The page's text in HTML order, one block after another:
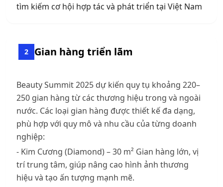
tìm kiếm cơ hội hợp tác và phát triển tại Việt Nam
2 Gian hàng triển lãm
Beauty Summit 2025 dự kiến quy tụ khoảng 220–
250 gian hàng từ các thương hiệu trong và ngoài
nước. Các loại gian hàng được thiết kế đa dạng,
phù hợp với quy mô và nhu cầu của từng doanh
nghiệp:
- Kim Cương (Diamond) – 30 m² Gian hàng lớn, vị
trí trung tâm, giúp nâng cao hình ảnh thương
hiệu và tạo ấn tượng mạnh mẽ.